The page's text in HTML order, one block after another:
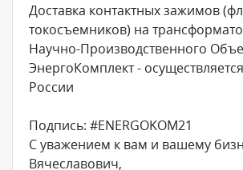
Доставка контактных зажимов
токосъемников) на
Научно-Производственного
ЭнергоКомплект -
России
Подпись: #ENERGOKOM21
С уважением к вам и вашему
Вячеславович,